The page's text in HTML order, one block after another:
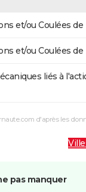
et/ou Coulées de
et/ou Coulées de
liés à
d'après les
pas manquer